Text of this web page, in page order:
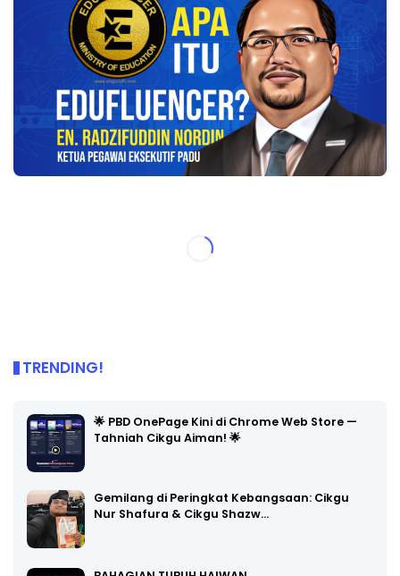
TRENDING!
🌟 PBD OnePage Kini di Chrome Web Store —
Tahniah Cikgu Aiman! 🌟
Gemilang di Peringkat Kebangsaan: Cikgu
Nur Shafura & Cikgu Shazw…